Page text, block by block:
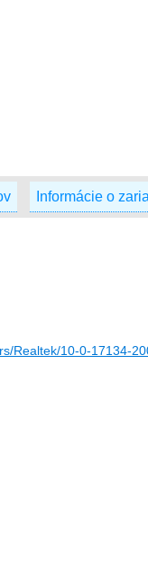
Informácie o
Realtek/10-0-17134-